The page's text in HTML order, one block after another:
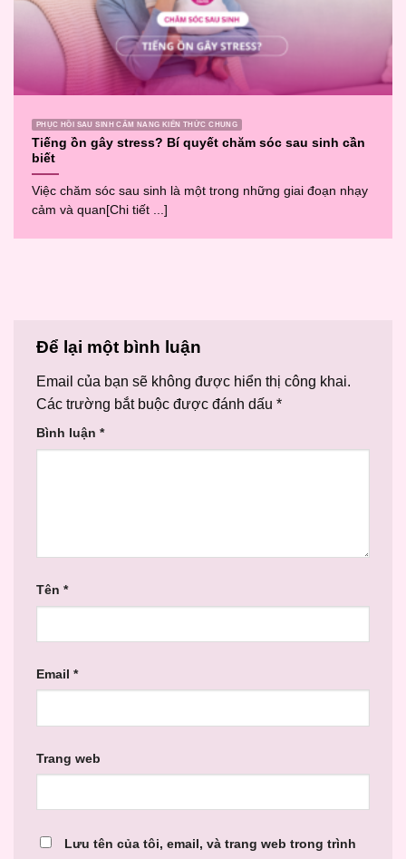
PHỤC HỒI SAU SINH CẨM NANG KIẾN THỨC CHUNG
Tiếng ồn gây stress? Bí quyết chăm sóc sau sinh cần
biết
Việc chăm sóc sau sinh là một trong những giai đoạn nhạy
cảm và quan[Chi tiết ...]
Để lại một bình luận
Email của bạn sẽ không được hiển thị công khai.
Các trường bắt buộc được đánh dấu *
Bình luận *
Tên *
Email *
Trang web
Lưu tên của tôi, email, và trang web trong trình